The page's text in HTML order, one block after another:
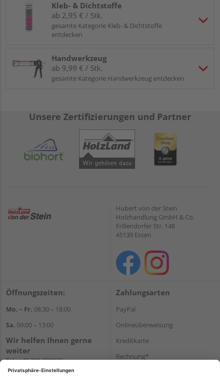
Kleb- & Dichtstoffe
ab 2,95 € / Stk.
gesamte Kategorie Kleb- & Dichtstoffe
entdecken
Handwerkzeug
ab 9,99 € / Stk.
gesamte Kategorie Handwerkzeug entdecken
Unsere Zertifizierungen und Partner
Hubert von der Stein
Holzhandlung GmbH & Co.
Frillendorfer Str. 148
45139 Essen
Öffnungszeiten:
Mo. – Fr. 08:30 – 18:00
Sa. 09:00 – 13:00
Wir helfen Ihnen gerne
weiter
Tel.:+49 201 898020
E-Mail:shop@vonderstein.de
Zahlungsarten
PayPal
Onlineüberweisung
Kreditkarte
Rechnung*